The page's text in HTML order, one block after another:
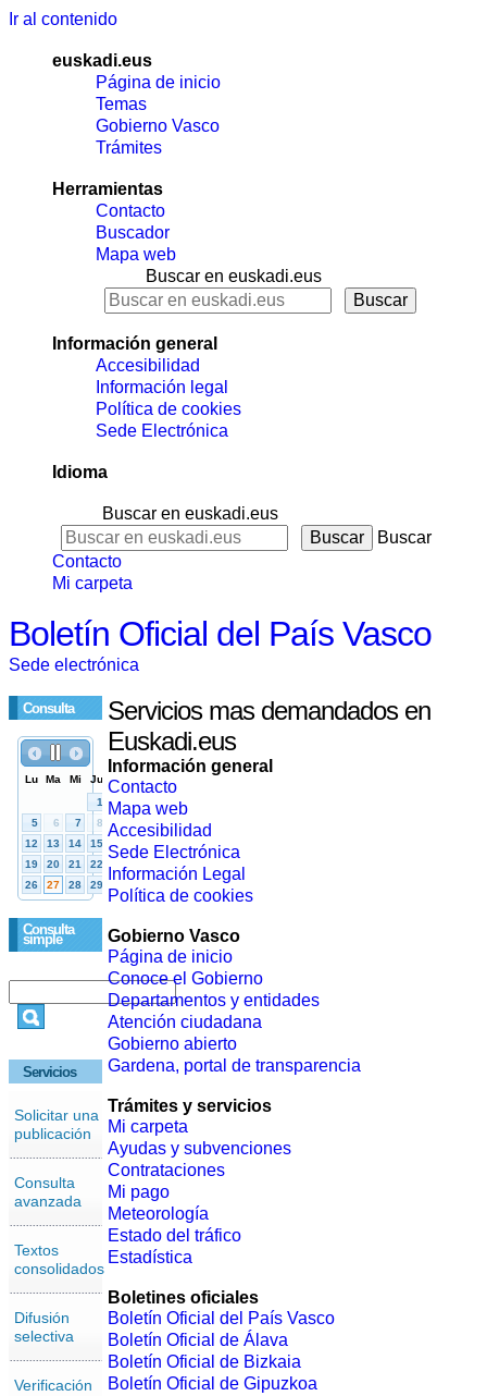
Ir al contenido
euskadi.eus
Página de inicio
Temas
Gobierno Vasco
Trámites
Herramientas
Contacto
Buscador
Mapa web
Buscar en euskadi.eus
Información general
Accesibilidad
Información legal
Política de cookies
Sede Electrónica
Idioma
Buscar en euskadi.eus
Buscar
Contacto
Mi carpeta
Boletín Oficial del País Vasco
Sede electrónica
Consulta
Consulta
simple
Servicios
Solicitar una
publicación
Consulta
avanzada
Textos
consolidados
Difusión
selectiva
Verificación
Servicios mas demandados en
Euskadi.eus
Información general
Contacto
Mapa web
Accesibilidad
Sede Electrónica
Información Legal
Política de cookies
Gobierno Vasco
Página de inicio
Conoce el Gobierno
Departamentos y entidades
Atención ciudadana
Gobierno abierto
Gardena, portal de transparencia
Trámites y servicios
Mi carpeta
Ayudas y subvenciones
Contrataciones
Mi pago
Meteorología
Estado del tráfico
Estadística
Boletines oficiales
Boletín Oficial del País Vasco
Boletín Oficial de Álava
Boletín Oficial de Bizkaia
Boletín Oficial de Gipuzkoa